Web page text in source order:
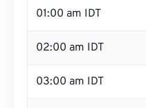
01:00 am IDT
02:00 am IDT
03:00 am IDT